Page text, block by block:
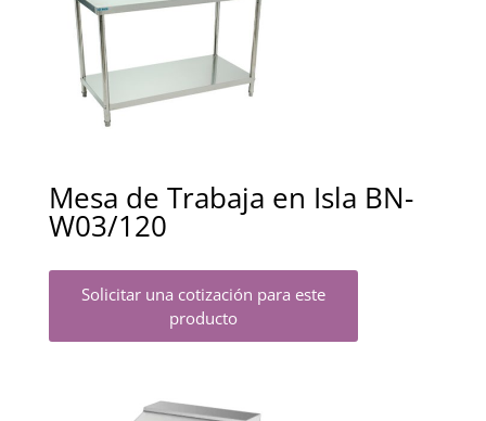
Mesa de Trabaja en Isla BN-
W03/120
Solicitar una cotización para este
producto